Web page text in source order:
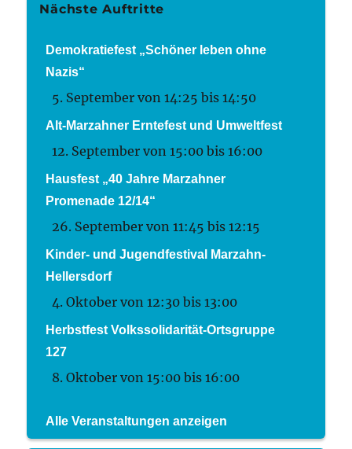
Nächste Auftritte
Demokratiefest „Schöner leben ohne
Nazis“
5. September von 14:25 bis14:50
Alt-Marzahner Erntefest und Umweltfest
12. September von 15:00 bis16:00
Hausfest „40 Jahre Marzahner
Promenade 12/14“
26. September von 11:45 bis12:15
Kinder- und Jugendfestival Marzahn-
Hellersdorf
4. Oktober von 12:30 bis13:00
Herbstfest Volkssolidarität-Ortsgruppe
127
8. Oktober von 15:00 bis16:00
Alle Veranstaltungen anzeigen